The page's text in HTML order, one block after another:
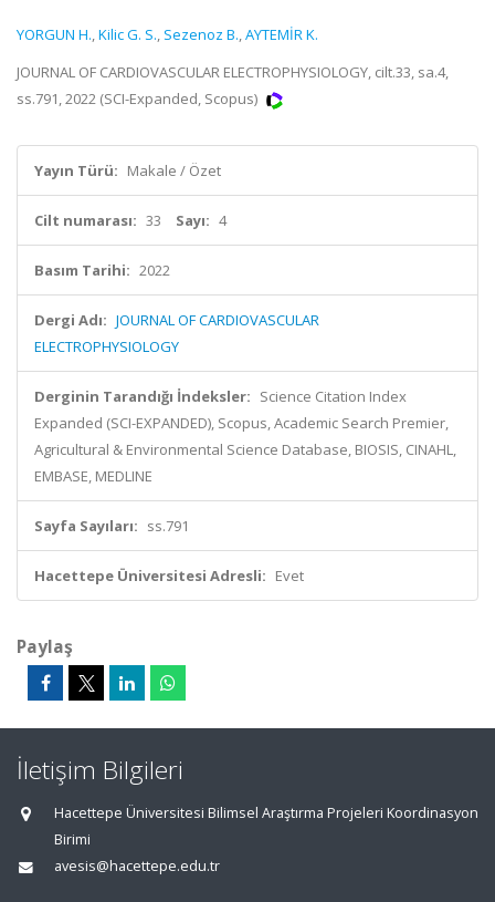
YORGUN H.,Kilic G. S., Sezenoz B.,AYTEMİR K.
JOURNAL OF CARDIOVASCULAR ELECTROPHYSIOLOGY, cilt.33, sa.4,
ss.791, 2022 (SCI-Expanded, Scopus)
Yayın Türü: Makale / Özet
Cilt numarası: 33 Sayı: 4
Basım Tarihi: 2022
Dergi Adı: JOURNAL OF CARDIOVASCULAR
ELECTROPHYSIOLOGY
Derginin Tarandığı İndeksler: Science Citation Index
Expanded (SCI-EXPANDED), Scopus, Academic Search Premier,
Agricultural & Environmental Science Database, BIOSIS, CINAHL,
EMBASE, MEDLINE
Sayfa Sayıları: ss.791
Hacettepe Üniversitesi Adresli: Evet
Paylaş
İletişim Bilgileri
Hacettepe Üniversitesi Bilimsel Araştırma Projeleri Koordinasyon
Birimi
avesis@hacettepe.edu.tr